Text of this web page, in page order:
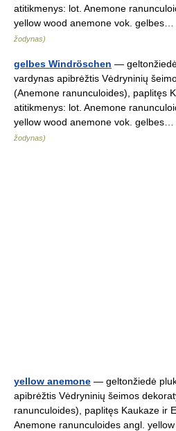
atitikmenys: lot. Anemone
yellow wood anemone vok.
žodynas)
gelbes Windröschen —
vardynas apibrėžtis Vėdryninių
(Anemone ranunculoides), paplitęs
atitikmenys: lot. Anemone
yellow wood anemone vok.
žodynas)
yellow anemone — geltonžiedė
apibrėžtis Vėdryninių šeimos
ranunculoides), paplitęs Kaukaze ir
Anemone ranunculoides angl.